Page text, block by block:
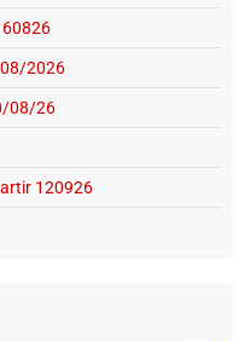
2026
08/26
120926